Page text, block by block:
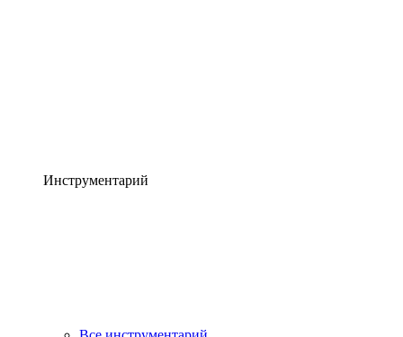
Инструментарий